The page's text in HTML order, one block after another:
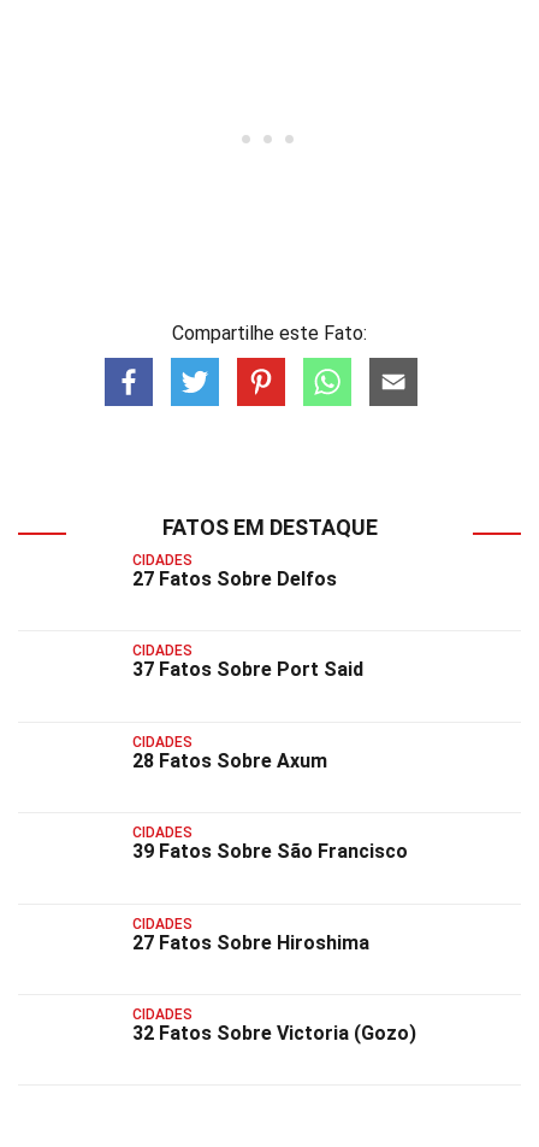
Compartilhe este Fato:
FATOS EM DESTAQUE
CIDADES
27 Fatos Sobre Delfos
CIDADES
37 Fatos Sobre Port Said
CIDADES
28 Fatos Sobre Axum
CIDADES
39 Fatos Sobre São Francisco
CIDADES
27 Fatos Sobre Hiroshima
CIDADES
32 Fatos Sobre Victoria (Gozo)